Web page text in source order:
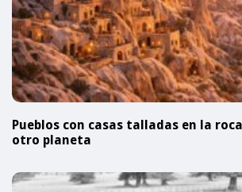
Pueblos con casas talladas en la
otro planeta